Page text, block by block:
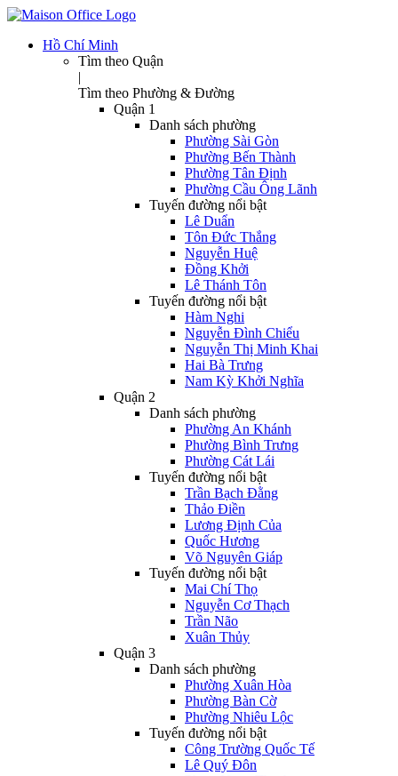
Hồ Chí Minh
Tìm theo Quận
|
Tìm theo Phường & Đường
Quận 1
Danh sách phường
Phường Sài Gòn
Phường Bến Thành
Phường Tân Định
Phường Cầu Ông Lãnh
Tuyến đường nổi bật
Lê Duẩn
Tôn Đức Thắng
Nguyễn Huệ
Đồng Khởi
Lê Thánh Tôn
Tuyến đường nổi bật
Hàm Nghi
Nguyễn Đình Chiểu
Nguyễn Thị Minh Khai
Hai Bà Trưng
Nam Kỳ Khởi Nghĩa
Quận 2
Danh sách phường
Phường An Khánh
Phường Bình Trưng
Phường Cát Lái
Tuyến đường nổi bật
Trần Bạch Đằng
Thảo Điền
Lương Định Của
Quốc Hương
Võ Nguyên Giáp
Tuyến đường nổi bật
Mai Chí Thọ
Nguyễn Cơ Thạch
Trần Não
Xuân Thủy
Quận 3
Danh sách phường
Phường Xuân Hòa
Phường Bàn Cờ
Phường Nhiêu Lộc
Tuyến đường nổi bật
Công Trường Quốc Tế
Lê Quý Đôn